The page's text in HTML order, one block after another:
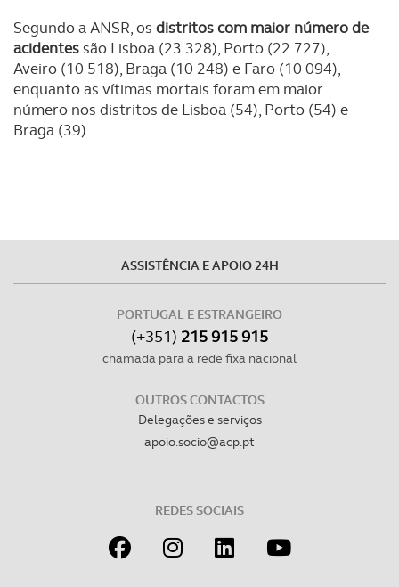
Segundo a ANSR, os distritos com maior número de
acidentessão Lisboa (23 328), Porto (22 727),
Aveiro (10 518), Braga (10 248) e Faro (10 094),
enquanto as vítimas mortais foram em maior
número nos distritos de Lisboa (54), Porto (54) e
Braga (39).
ASSISTÊNCIA E APOIO 24H
PORTUGAL E ESTRANGEIRO
(+351) 215 915 915
chamada para a rede fixa nacional
OUTROS CONTACTOS
Delegações e serviços
apoio.socio@acp.pt
REDES SOCIAIS